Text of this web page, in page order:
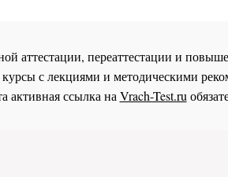
аттестации, переаттестации и
с лекциями и методическими
активная ссылка на Vrach-Test.ru